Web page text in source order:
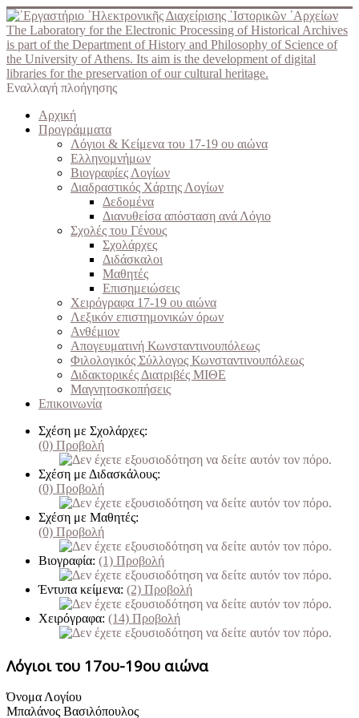
The Laboratory for the Electronic Processing of Historical Archives
is part of the Department of History and Philosophy of Science of
the University of Athens. Its aim is the development of digital
libraries for the preservation of our cultural heritage.
Εναλλαγή πλοήγησης
Αρχική
Προγράμματα
Λόγιοι & Κείμενα του 17-19 ου αιώνα
Ελληνομνήμων
Βιογραφίες Λογίων
Διαδραστικός Χάρτης Λογίων
Δεδομένα
Διανυθείσα απόσταση ανά Λόγιο
Σχολές του Γένους
Σχολάρχες
Διδάσκαλοι
Μαθητές
Επισημειώσεις
Χειρόγραφα 17-19 ου αιώνα
Λεξικόν επιστημονικών όρων
Ανθέμιον
Απογευματινή Κωνσταντινουπόλεως
Φιλολογικός Σύλλογος Κωνσταντινουπόλεως
Διδακτορικές Διατριβές ΜΙΘΕ
Μαγνητοσκοπήσεις
Επικοινωνία
Σχέση με Σχολάρχες:
(0) Προβολή
Σχέση με Διδασκάλους:
(0) Προβολή
Σχέση με Μαθητές:
(0) Προβολή
Βιογραφία: (1) Προβολή
Έντυπα κείμενα: (2) Προβολή
Χειρόγραφα: (14) Προβολή
Λόγιοι του 17ου-19ου αιώνα
Όνομα Λογίου
Μπαλάνος Bασιλόπουλος